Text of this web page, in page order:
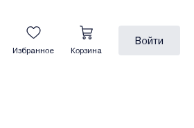
Избранное Корзина
Войти